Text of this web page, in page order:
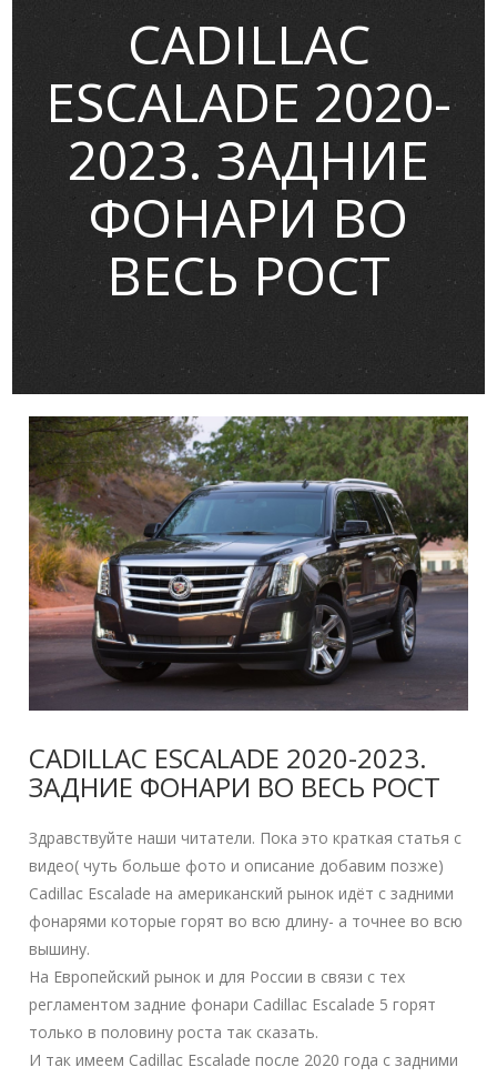
CADILLAC
ESCALADE 2020-
2023. ЗАДНИЕ
ФОНАРИ ВО
ВЕСЬ РОСТ
CADILLAC ESCALADE 2020-2023.
ЗАДНИЕ ФОНАРИ ВО ВЕСЬ РОСТ
Здравствуйте наши читатели. Пока это краткая статья с
видео( чуть больше фото и описание добавим позже)
Cadillac Escalade на американский рынок идёт с задними
фонарями которые горят во всю длину- а точнее во всю
вышину.
На Европейский рынок и для России в связи с тех
регламентом задние фонари Cadillac Escalade 5 горят
только в половину роста так сказать.
И так имеем Cadillac Escalade после 2020 года с задними